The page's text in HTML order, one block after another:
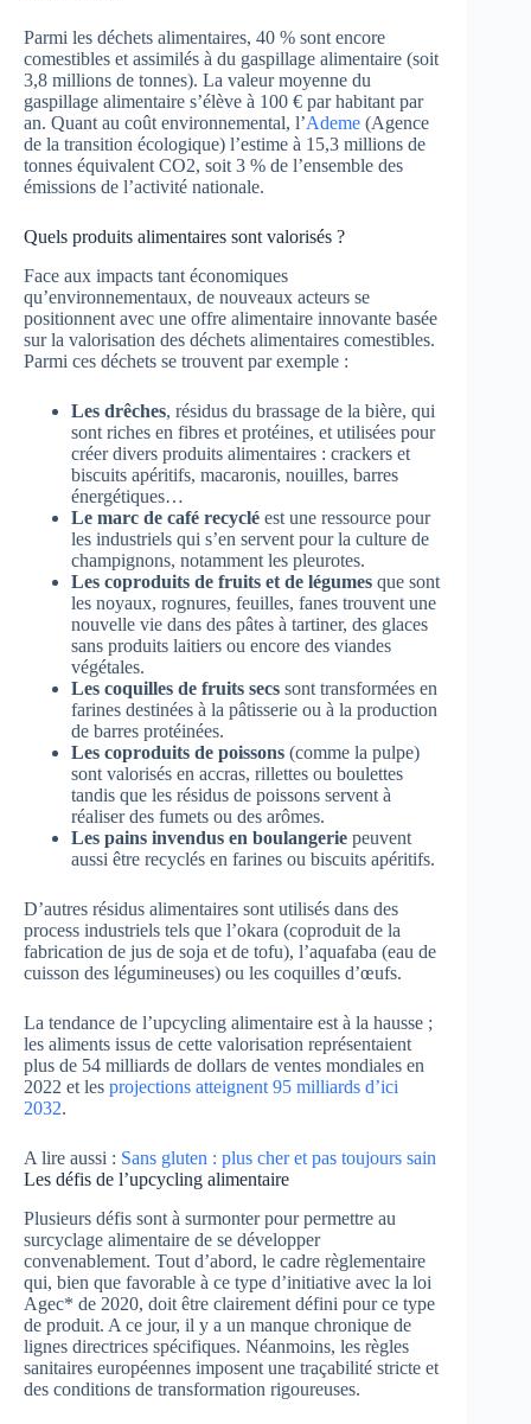
Parmi les déchets alimentaires, 40 % sont encore
comestibles et assimilés à du gaspillage alimentaire (soit
3,8 millions de tonnes). La valeur moyenne du
gaspillage alimentaire s’élève à 100 € par habitant par
an. Quant au coût environnemental, l’Ademe (Agence
de la transition écologique) l’estime à 15,3 millions de
tonnes équivalent CO2, soit 3 % de l’ensemble des
émissions de l’activité nationale.
Quels produits alimentaires sont valorisés ?
Face aux impacts tant économiques
qu’environnementaux, de nouveaux acteurs se
positionnent avec une offre alimentaire innovante basée
sur la valorisation des déchets alimentaires comestibles.
Parmi ces déchets se trouvent par exemple :
Les drêches, résidus du brassage de la bière, qui
sont riches en fibres et protéines, et utilisées pour
créer divers produits alimentaires : crackers et
biscuits apéritifs, macaronis, nouilles, barres
énergétiques…
Le marc de café recyclé est une ressource pour
les industriels qui s’en servent pour la culture de
champignons, notamment les pleurotes.
Les coproduits de fruits et de légumes que sont
les noyaux, rognures, feuilles, fanes trouvent une
nouvelle vie dans des pâtes à tartiner, des glaces
sans produits laitiers ou encore des viandes
végétales.
Les coquilles de fruits secs sont transformées en
farines destinées à la pâtisserie ou à la production
de barres protéinées.
Les coproduits de poissons (comme la pulpe)
sont valorisés en accras, rillettes ou boulettes
tandis que les résidus de poissons servent à
réaliser des fumets ou des arômes.
Les pains invendus en boulangerie peuvent
aussi être recyclés en farines ou biscuits apéritifs.
D’autres résidus alimentaires sont utilisés dans des
process industriels tels que l’okara (coproduit de la
fabrication de jus de soja et de tofu), l’aquafaba (eau de
cuisson des légumineuses) ou les coquilles d’œufs.
La tendance de l’upcycling alimentaire est à la hausse ;
les aliments issus de cette valorisation représentaient
plus de 54 milliards de dollars de ventes mondiales en
2022 et les projections atteignent 95 milliards d’ici
2032.
A lire aussi : Sans gluten : plus cher et pas toujours sain
Les défis de l’upcycling alimentaire
Plusieurs défis sont à surmonter pour permettre au
surcyclage alimentaire de se développer
convenablement. Tout d’abord, le cadre règlementaire
qui, bien que favorable à ce type d’initiative avec la loi
Agec* de 2020, doit être clairement défini pour ce type
de produit. A ce jour, il y a un manque chronique de
lignes directrices spécifiques. Néanmoins, les règles
sanitaires européennes imposent une traçabilité stricte et
des conditions de transformation rigoureuses.